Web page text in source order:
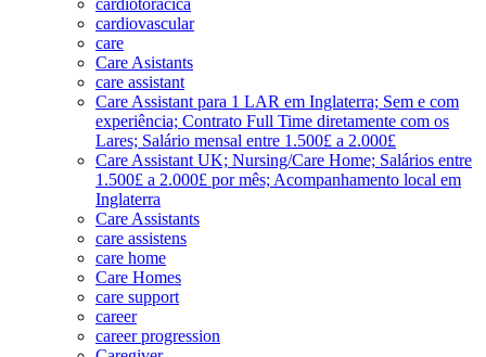
cardiovascular
care
Care Asistants
care assistant
Care Assistant para 1 LAR em Inglaterra; Sem e com
experiência; Contrato Full Time diretamente com os
Lares; Salário mensal entre 1.500£ a 2.000£
Care Assistant UK; Nursing/Care Home; Salários entre
1.500£ a 2.000£ por mês; Acompanhamento local em
Inglaterra
Care Assistants
care assistens
care home
Care Homes
care support
career
career progression